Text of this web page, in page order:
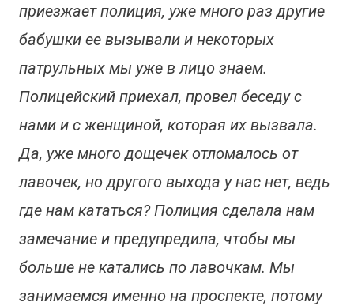
приезжает полиция, уже много раз другие
бабушки ее вызывали и некоторых
патрульных мы уже в лицо знаем.
Полицейский приехал, провел беседу с
нами и с женщиной, которая их вызвала.
Да, уже много дощечек отломалось от
лавочек, но другого выхода у нас нет, ведь
где нам кататься? Полиция сделала нам
замечание и предупредила, чтобы мы
больше не катались по лавочкам. Мы
занимаемся именно на проспекте, потому